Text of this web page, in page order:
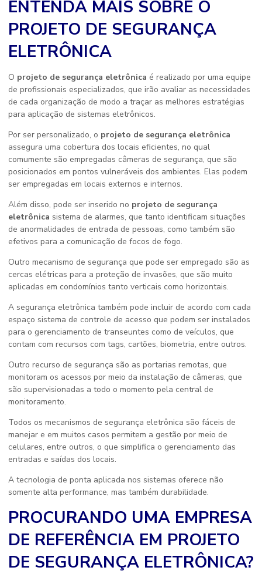
ENTENDA MAIS SOBRE O
PROJETO DE SEGURANÇA
ELETRÔNICA
O projeto de segurança eletrônica é realizado por uma equipe
de profissionais especializados, que irão avaliar as necessidades
de cada organização de modo a traçar as melhores estratégias
para aplicação de sistemas eletrônicos.
Por ser personalizado, o projeto de segurança eletrônica
assegura uma cobertura dos locais eficientes, no qual
comumente são empregadas câmeras de segurança, que são
posicionados em pontos vulneráveis dos ambientes. Elas podem
ser empregadas em locais externos e internos.
Além disso, pode ser inserido no projeto de segurança
eletrônica sistema de alarmes, que tanto identificam situações
de anormalidades de entrada de pessoas, como também são
efetivos para a comunicação de focos de fogo.
Outro mecanismo de segurança que pode ser empregado são as
cercas elétricas para a proteção de invasões, que são muito
aplicadas em condomínios tanto verticais como horizontais.
A segurança eletrônica também pode incluir de acordo com cada
espaço sistema de controle de acesso que podem ser instalados
para o gerenciamento de transeuntes como de veículos, que
contam com recursos com tags, cartões, biometria, entre outros.
Outro recurso de segurança são as portarias remotas, que
monitoram os acessos por meio da instalação de câmeras, que
são supervisionadas a todo o momento pela central de
monitoramento.
Todos os mecanismos de segurança eletrônica são fáceis de
manejar e em muitos casos permitem a gestão por meio de
celulares, entre outros, o que simplifica o gerenciamento das
entradas e saídas dos locais.
A tecnologia de ponta aplicada nos sistemas oferece não
somente alta performance, mas também durabilidade.
PROCURANDO UMA EMPRESA
DE REFERÊNCIA EM PROJETO
DE SEGURANÇA ELETRÔNICA?